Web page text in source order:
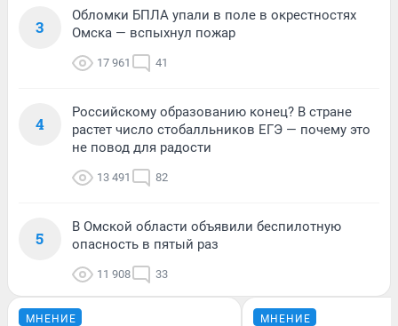
3
Обломки БПЛА упали в поле в окрестностях
Омска — вспыхнул пожар
17 961 41
4
Российскому образованию конец? В стране
растет число стобалльников ЕГЭ — почему это
не повод для радости
13 491 82
5
В Омской области объявили беспилотную
опасность в пятый раз
11 908 33
МНЕНИЕ МНЕНИЕ